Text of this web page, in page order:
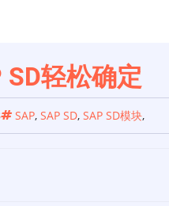
SD轻松确定
SAP, SAP SD, SAP SD模块,